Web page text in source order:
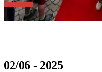
02/06 - 2025